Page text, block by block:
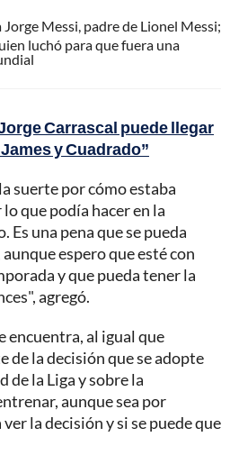
Jorge Messi, padre de Lionel Messi;
luchó para que fuera una
Carrascal puede llegar
y Cuadrado”
suerte por cómo estaba
que podía hacer en la
Es una pena que se pueda
espero que esté con
y que pueda tener la
agregó.
encuentra, al igual que
de la decisión que se adopte
de la Liga y sobre la
aunque sea por
la decisión y si se puede que